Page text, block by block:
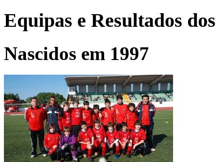
Equipas e Resultados
Nascidos em 1997